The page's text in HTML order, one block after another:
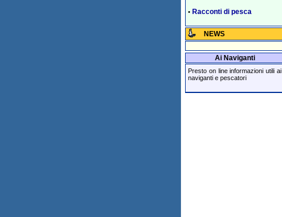
• Racconti di pesca
NEWS
Ai Naviganti
Presto on line informazioni utili ai
naviganti e pescatori